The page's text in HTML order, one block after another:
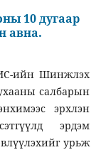
10 дугаар
авна.
ийн Шинжлэх
салбарын
эрхлэн
эрдэм
урьж